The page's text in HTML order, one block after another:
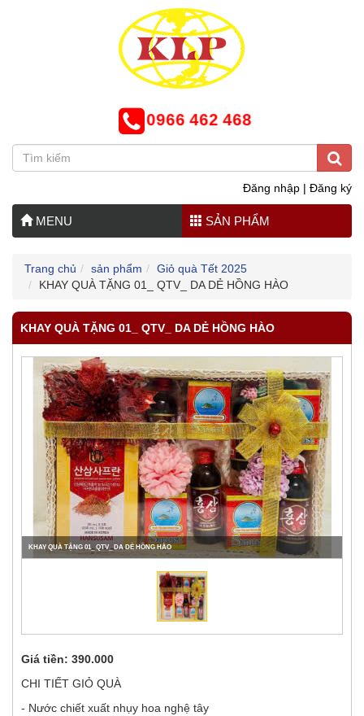
0966 462 468
Đăng nhập | Đăng ký
MENU SẢN PHẨM
Trang chủ sản phẩm
Giỏ quà Tết 2025
KHAY QUÀ TẶNG 01_ QTV_ DA DẺ HỒNG HÀO
KHAY QUÀ TẶNG 01_ QTV_ DA DẺ HỒNG HÀO
KHAY QUÀ TẶNG 01_ QTV_ DA DẺ HỒNG HÀO
Giá tiền: 390.000
CHI TIẾT GIỎ QUÀ
- Nước chiết xuất nhụy hoa nghệ tây